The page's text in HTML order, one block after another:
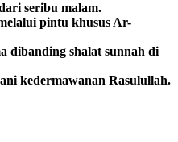
seribu malam.
pintu khusus Ar-
dibanding shalat sunnah di
kedermawanan Rasulullah.